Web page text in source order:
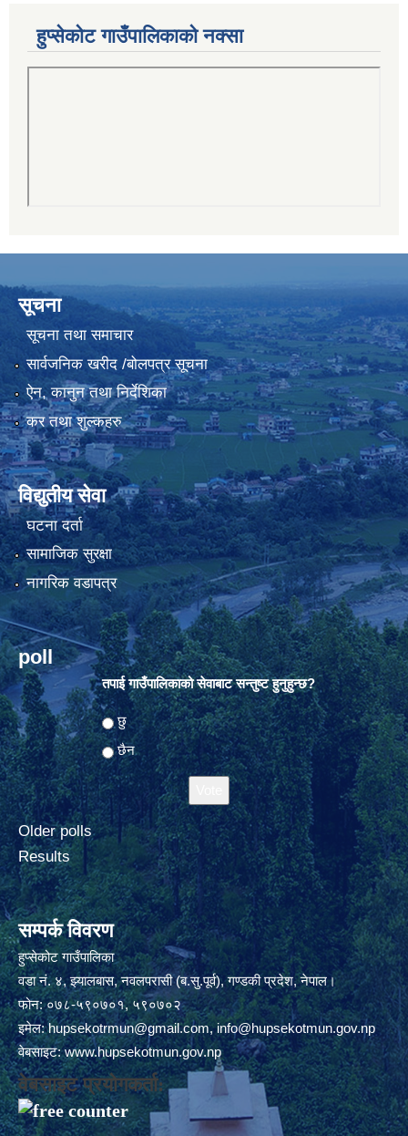
हुप्सेकोट गाउँपालिकाको नक्सा
सूचना
सूचना तथा समाचार
सार्वजनिक खरीद /बोलपत्र सूचना
ऐन, कानुन तथा निर्देशिका
कर तथा शुल्कहरु
विद्युतीय सेवा
घटना दर्ता
सामाजिक सुरक्षा
नागरिक वडापत्र
poll
तपाई गाउँपालिकाको सेवाबाट सन्तुष्ट हुनुहुन्छ?
Choices
छु
छैन
Older polls
Results
सम्पर्क विवरण
हुप्सेकोट गाउँपालिका
वडा नं. ४, झ्यालबास, नवलपरासी (ब.सु.पूर्व), गण्डकी प्रदेश, नेपाल।
फोन: ०७८-५९०७०१, ५९०७०२
इमेल:hupsekotrmun@gmail.com,info@hupsekotmun.gov.np
वेबसाइट:www.hupsekotmun.gov.np
वेबसाइट प्रयोगकर्ता: